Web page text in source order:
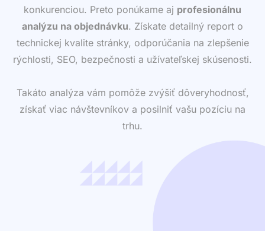
konkurenciou. Preto ponúkame aj profesionálnu
analýzu na objednávku. Získate detailný report o
technickej kvalite stránky, odporúčania na zlepšenie
rýchlosti, SEO, bezpečnosti a užívateľskej skúsenosti.
Takáto analýza vám pomôže zvýšiť dôveryhodnosť,
získať viac návštevníkov a posilniť vašu pozíciu na
trhu.